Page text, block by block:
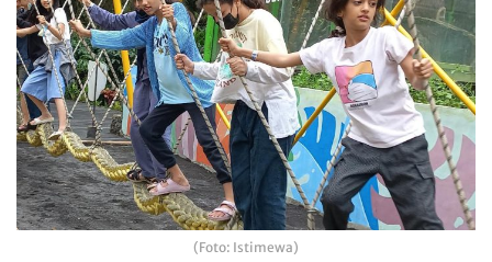
(Foto: Istimewa)